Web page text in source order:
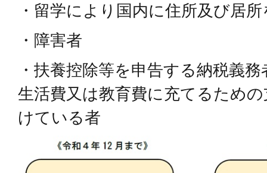
・留学により国内に住所及び居
・障害者
・扶養控除等を申告する納税義
生活費又は教育費に充てるため
けている者